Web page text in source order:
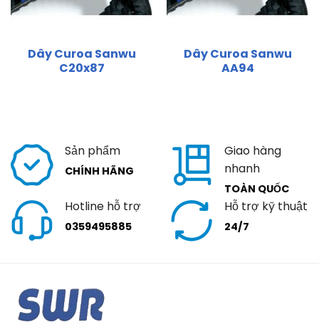
Dây Curoa Sanwu
C20x87
Dây Curoa Sanwu
AA94
Sản phẩm
CHÍNH HÃNG
Giao hàng
nhanh
TOÀN QUỐC
Hotline hỗ trợ
0359495885
Hỗ trợ kỹ thuật
24/7